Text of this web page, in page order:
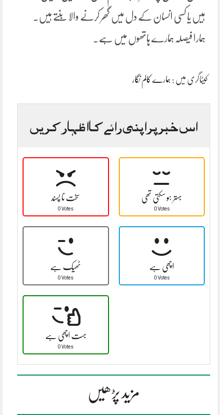
ہیں یا کسی انسان کے دل میں گھر کرنے والا بنتے ہیں۔
ہمارا فیصلہ ہمارے ہاتھوں میں ہے۔
کیٹاگری میں : ہمارے کالم نگار
اس خبر پر اپنی رائے کا اظہار کریں
سخت نا پسند
0 Votes
بہتر ہو سکتی تھی
0 Votes
ٹھیک ہے
0 Votes
اچھی ہے
0 Votes
بہت اچھی ہے
0 Votes
مزید پڑھیں